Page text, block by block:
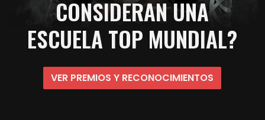
CONSIDERAN UNA
ESCUELA TOP MUNDIAL?
VER PREMIOS Y RECONOCIMIENTOS